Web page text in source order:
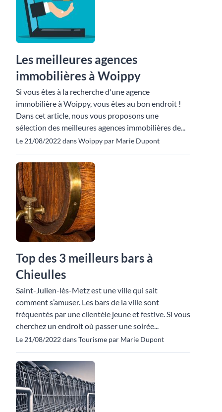
Les meilleures agences
immobilières à Woippy
Si vous êtes à la recherche d'une agence
immobilière à Woippy, vous êtes au bon endroit !
Dans cet article, nous vous proposons une
sélection des meilleures agences immobilières de...
Le 21/08/2022 dans Woippy par Marie Dupont
Top des 3 meilleurs bars à
Chieulles
Saint-Julien-lès-Metz est une ville qui sait
comment s’amuser. Les bars de la ville sont
fréquentés par une clientèle jeune et festive. Si vous
cherchez un endroit où passer une soirée...
Le 21/08/2022 dans Tourisme par Marie Dupont